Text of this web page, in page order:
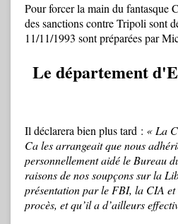
Pour forcer la main du fantasque
des sanctions contre Tripoli sont
11/11/1993 sont préparées par
Le département
Il déclarera bien plus tard : « La
Ca les arrangeait que nous
personnellement aidé le Bureau
raisons de nos soupçons sur la
présentation par le FBI, la CIA
procès, et qu’il a d’ailleurs